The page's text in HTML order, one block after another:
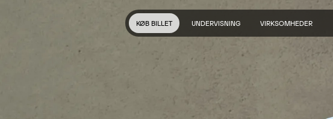
KØB BILLET UNDERVISNING VIRKSOMHEDER